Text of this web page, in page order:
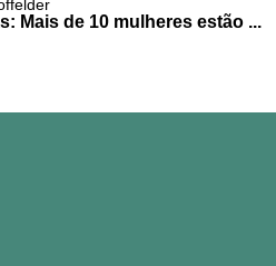
Mais de 10 mulheres estão ...